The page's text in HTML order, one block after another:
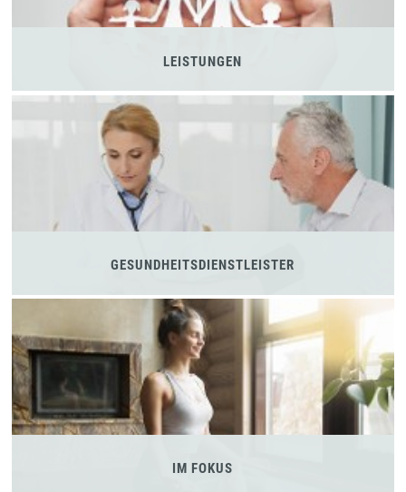
LEISTUNGEN
GESUNDHEITSDIENSTLEISTER
IM FOKUS